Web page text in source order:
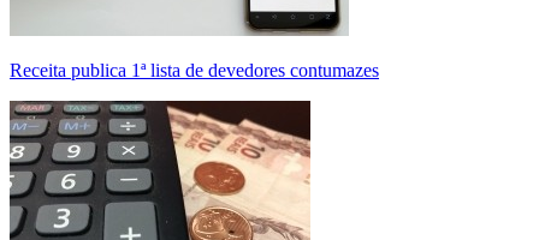
Receita publica 1ª lista de devedores contumazes